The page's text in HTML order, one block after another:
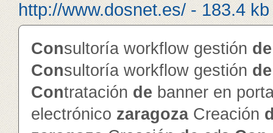
http://www.dosnet.es/ - 183.4 kb
Consultoría workflow gestión de
Consultoría workflow gestión de
Contratación de banner en
electrónico zaragozaCreación